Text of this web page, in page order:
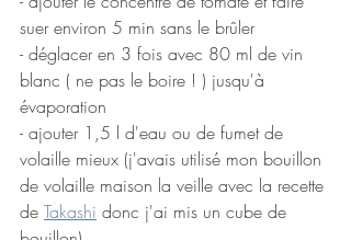
suer environ 5 min sans le brûler
- déglacer en 3 fois avec 80 ml de vin
blanc ( ne pas le boire ! ) jusqu'à
évaporation
- ajouter 1,5 l d'eau ou de fumet de
volaille mieux (j'avais utilisé mon bouillon
de volaille maison la veille avec la recette
de Takashi donc j'ai mis un cube de